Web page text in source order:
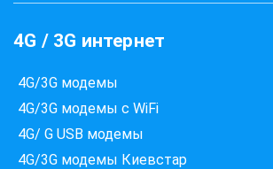
4G / 3G интернет
4G/3G модемы
4G/3G модемы с WiFi
4G/ G USB модемы
4G/3G модемы Киевстар